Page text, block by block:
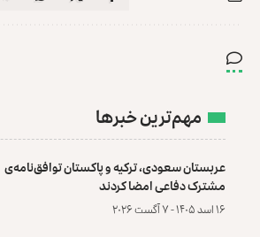
مهم‌ترین خبرها
عربستان سعودی، ترکیه و پاکستان توافق‌نامه‌ی
مشترک دفاعی امضا کردند
۱۶ اسد ۱۴۰۵ - ۷ آگست ۲۰۲۶